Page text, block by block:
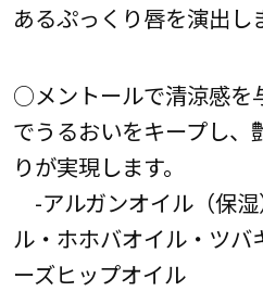
あるぷっくり唇を演出し
○メントールで清涼感を
でうるおいをキープし、
りが実現します。
-アルガンオイル（保
ル・ホホバオイル・ツバ
ーズヒップオイル